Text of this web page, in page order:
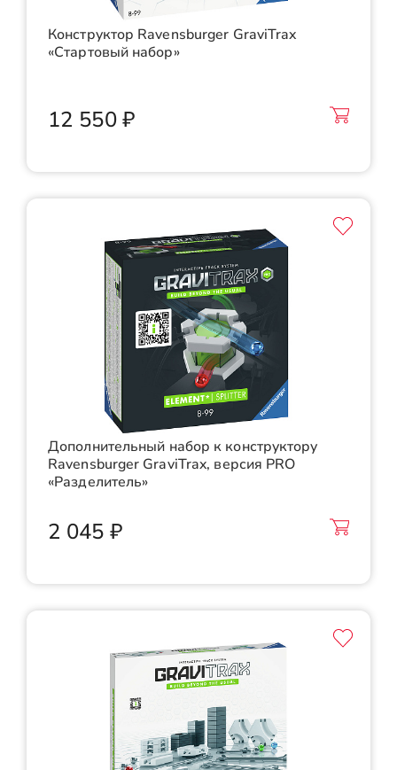
Конструктор Ravensburger GraviTrax
«Стартовый набор»
12 550 ₽
Дополнительный набор к конструктору
Ravensburger GraviTrax, версия PRO
«Разделитель»
2 045 ₽